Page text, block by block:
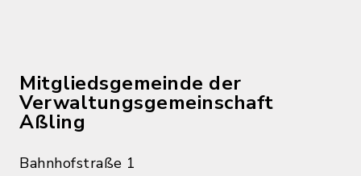
Mitgliedsgemeinde der
Verwaltungsgemeinschaft
Aßling
Bahnhofstraße 1